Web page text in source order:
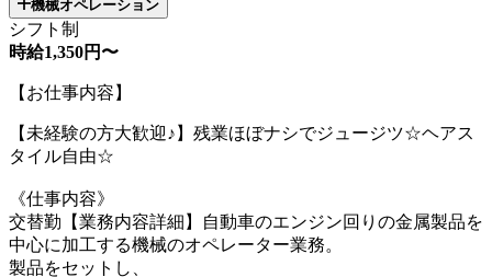
機械オペレーション
シフト制
時給1,350円〜
【お仕事内容】
【未経験の方大歓迎♪】残業ほぼナシでジュージツ☆ヘアス
タイル自由☆
《仕事内容》
交替勤【業務内容詳細】自動車のエンジン回りの金属製品を
中心に加工する機械のオペレーター業務。
製品をセットし、